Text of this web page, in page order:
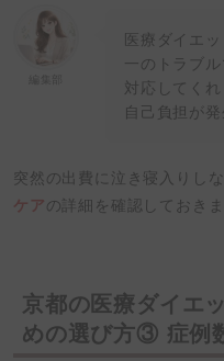
医療ダイエ
一のトラブ
対応してくれ
自己負担が
突然の出費に泣き寝入りしな
ケアの詳細を確認しておきま
京都の医療ダイエ
めの選び方③ 症例